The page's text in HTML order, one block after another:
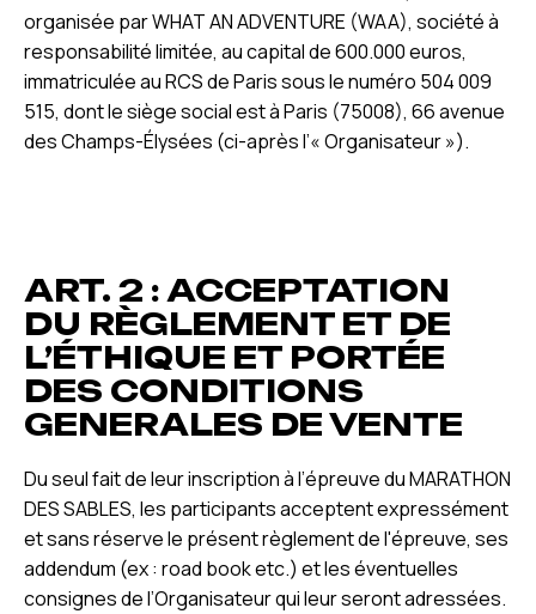
organisée par WHAT AN ADVENTURE (WAA), société à
responsabilité limitée, au capital de 600.000 euros,
immatriculée au RCS de Paris sous le numéro 504 009
515, dont le siège social est à Paris (75008), 66 avenue
des Champs-Élysées (ci-après l’« Organisateur »).
ART. 2 : ACCEPTATION
DU RÈGLEMENT ET DE
L’ÉTHIQUE ET PORTÉE
DES CONDITIONS
GENERALES DE VENTE
Du seul fait de leur inscription à l’épreuve du MARATHON
DES SABLES, les participants acceptent expressément
et sans réserve le présent règlement de l'épreuve, ses
addendum (ex : road book etc.) et les éventuelles
consignes de l’Organisateur qui leur seront adressées.